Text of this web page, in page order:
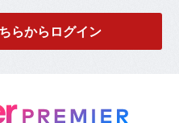
らからログイン